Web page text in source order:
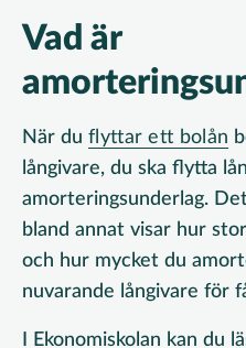
Vad är
När du flyttar ett bolån
långivare, du ska flytta
amorteringsunderlag.
bland annat visar hur
och hur mycket du
nuvarande långivare för
I Ekonomiskolan kan du